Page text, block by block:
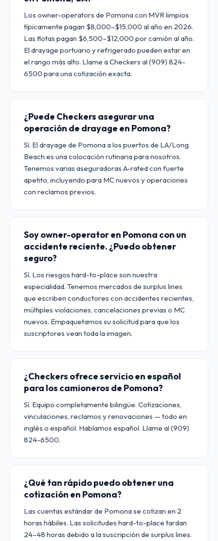
Los owner-operators de Pomona con MVR limpios
típicamente pagan $8,000–$15,000 al año en 2026.
Las flotas pagan $6,500–$12,000 por camión al año.
El drayage portuario y refrigerado pueden estar en
el rango más alto. Llame a Checkers al (909) 824-
6500 para una cotización exacta.
¿Puede Checkers asegurar una
operación de drayage en Pomona?
Sí. El drayage de Pomona a los puertos de LA/Long
Beach es una colocación rutinaria para nosotros.
Tenemos varias aseguradoras A-rated con fuerte
apetito, incluyendo para MC nuevos y operaciones
con reclamos previos.
Soy owner-operator en Pomona con un
accidente reciente. ¿Puedo obtener
seguro?
Sí. Los riesgos hard-to-place son nuestra
especialidad. Tenemos mercados de surplus lines
que escriben conductores con accidentes recientes,
múltiples violaciones, cancelaciones previas o MC
nuevos. Empaquetamos su solicitud para que los
suscriptores vean toda la imagen.
¿Checkers ofrece servicio en español
para los camioneros de Pomona?
Sí. Equipo completamente bilingüe. Cotizaciones,
vinculaciones, reclamos y renovaciones — todo en
inglés o español. Hablamos español. Llame al (909)
824-6500.
¿Qué tan rápido puedo obtener una
cotización en Pomona?
Las cuentas estándar de Pomona se cotizan en 2
horas hábiles. Las solicitudes hard-to-place tardan
24–48 horas debido a la suscripción de surplus lines.